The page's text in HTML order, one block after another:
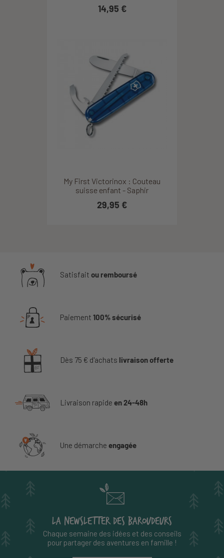
14,95 €
My First Victorinox : Couteau
suisse enfant - Saphir
29,95 €
Satisfait ou remboursé
Paiement 100% sécurisé
Dès 75 € d'achats livraison offerte
Livraison rapide en 24-48h
Une démarche engagée
LA NEWSLETTER DES BAROUDEURS
Chaque semaine des idées et des conseils
pour partager des aventures en famille !